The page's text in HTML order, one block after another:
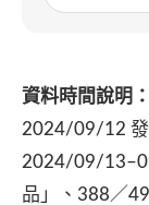
資料時間說明：
2024/09/12 發
2024/09/
品」、388／